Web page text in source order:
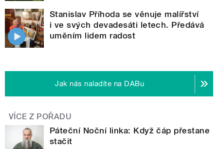
Stanislav Příhoda se věnuje malířství
i ve svých devadesáti letech. Předává
uměním lidem radost
Jak nás naladíte na DABu
VÍCE Z POŘADU
Páteční Noční linka: Když čáp přestane
stačit